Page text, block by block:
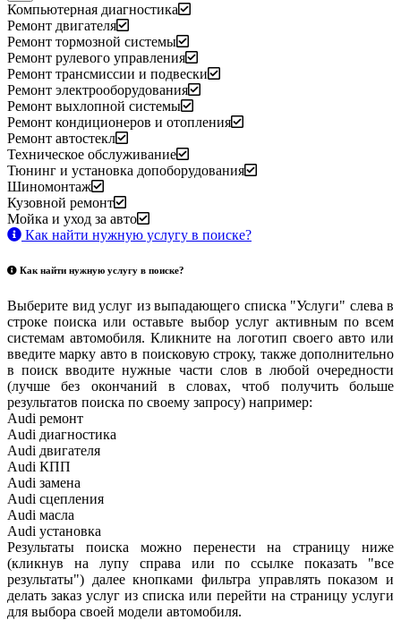
Компьютерная диагностика
Ремонт двигателя
Ремонт тормозной системы
Ремонт рулевого управления
Ремонт трансмиссии и подвески
Ремонт электрооборудования
Ремонт выхлопной системы
Ремонт кондиционеров и отопления
Ремонт автостекл
Техническое обслуживание
Тюнинг и установка допоборудования
Шиномонтаж
Кузовной ремонт
Мойка и уход за авто
Как найти нужную услугу в поиске?
Как найти нужную услугу в поиске?
Выберите вид услуг из выпадающего списка "Услуги" слева в
строке поиска или оставьте выбор услуг активным по всем
системам автомобиля. Кликните на логотип своего авто или
введите марку авто в поисковую строку, также дополнительно
в поиск вводите нужные части слов в любой очередности
(лучше без окончаний в словах, чтоб получить больше
результатов поиска по своему запросу) например:
Audi ремонт
Audi диагностика
Audi двигателя
Audi КПП
Audi замена
Audi сцепления
Audi масла
Audi установка
Результаты поиска можно перенести на страницу ниже
(кликнув на лупу справа или по ссылке показать "все
результаты") далее кнопками фильтра управлять показом и
делать заказ услуг из списка или перейти на страницу услуги
для выбора своей модели автомобиля.